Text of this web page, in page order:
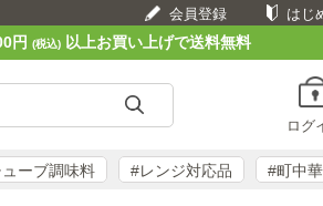
会員登録 はじ
円 (税込)以上お買い上げで送料無料
ログ
ーブ調味料 #レンジ対応品 #町中華